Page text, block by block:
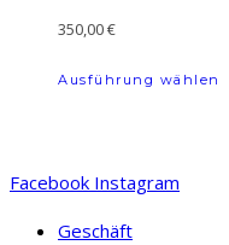
350,00€
Ausführung wählen
Facebook Instagram
Geschäft